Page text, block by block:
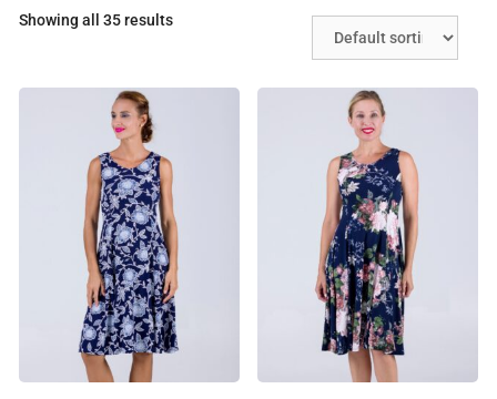
Showing all 35 results